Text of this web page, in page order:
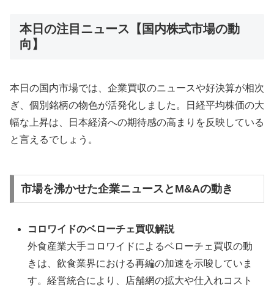
本日の注目ニュース【国内株式市場の動
向】
本日の国内市場では、企業買収のニュースや好決算が相次
ぎ、個別銘柄の物色が活発化しました。日経平均株価の大
幅な上昇は、日本経済への期待感の高まりを反映している
と言えるでしょう。
市場を沸かせた企業ニュースとM&Aの動き
コロワイドのベローチェ買収解説
外食産業大手コロワイドによるベローチェ買収の動
きは、飲食業界における再編の加速を示唆していま
す。経営統合により、店舗網の拡大や仕入れコスト